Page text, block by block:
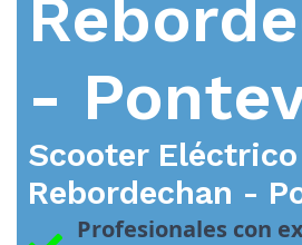
-
Scooter
Rebordechan -
Profesionales con